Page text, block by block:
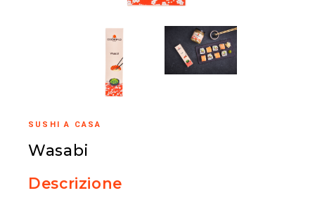
SUSHI A CASA
Wasabi
Descrizione